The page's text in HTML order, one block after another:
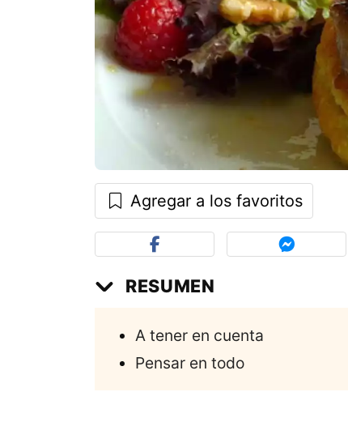
Agregar a los favoritos
RESUMEN
A tener en cuenta
Pensar en todo